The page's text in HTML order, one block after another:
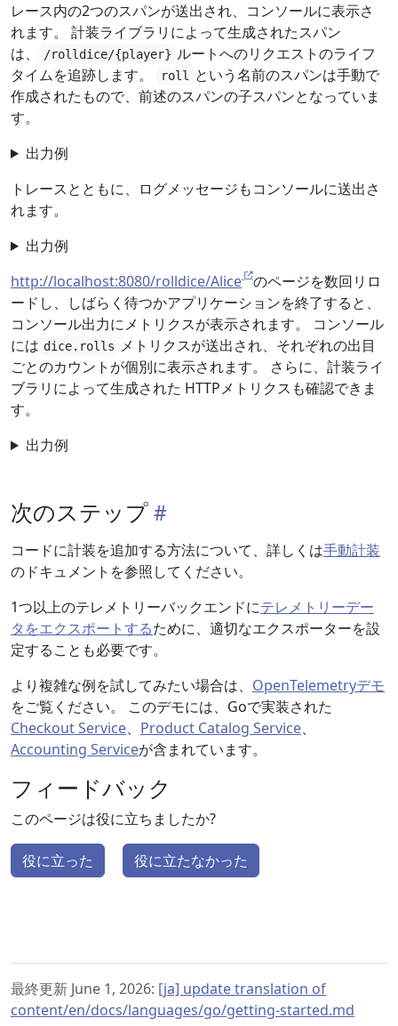
レース内の2つのスパンが送出され、コンソールに表示さ
れます。 計装ライブラリによって生成されたスパン
は、
/rolldice/{player} ルートへのリクエストのライフ
タイムを追跡します。
roll
という名前のスパンは手動で
作成されたもので、前述のスパンの子スパンとなっていま
す。
出力例
トレースとともに、ログメッセージもコンソールに送出さ
れます。
出力例
http://localhost:8080/rolldice/Alice のページを数回リロ
ードし、しばらく待つかアプリケーションを終了すると、
コンソール出力にメトリクスが表示されます。 コンソール
には dice.rolls メトリクスが送出され、それぞれの出目
ごとのカウントが個別に表示されます。 さらに、計装ライ
ブラリによって生成された HTTPメトリクスも確認できま
す。
出力例
次のステップ
コードに計装を追加する方法について、詳しくは手動計装
のドキュメントを参照してください。
1つ以上のテレメトリーバックエンドにテレメトリーデー
タをエクスポートするために、適切なエクスポーターを設
定することも必要です。
より複雑な例を試してみたい場合は、 OpenTelemetryデモ
をご覧ください。 このデモには、Goで実装された
Checkout Service、 Product Catalog Service、
Accounting Serviceが含まれています。
フィードバック
このページは役に立ちましたか?
役に立った 役に立たなかった
最終更新 June 1, 2026: [ja] update translation of
content/en/docs/languages/go/getting-started.md